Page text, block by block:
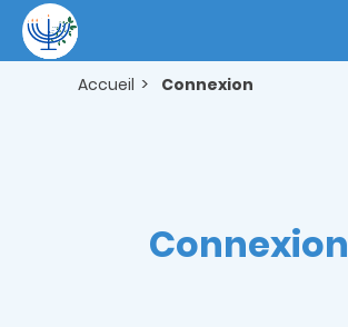
contenu
principal
Accueil Connexion
Connexion